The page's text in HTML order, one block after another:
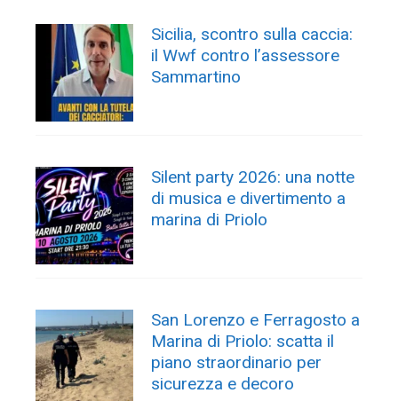
Sicilia, scontro sulla caccia:
il Wwf contro l’assessore
Sammartino
Silent party 2026: una notte
di musica e divertimento a
marina di Priolo
San Lorenzo e Ferragosto a
Marina di Priolo: scatta il
piano straordinario per
sicurezza e decoro